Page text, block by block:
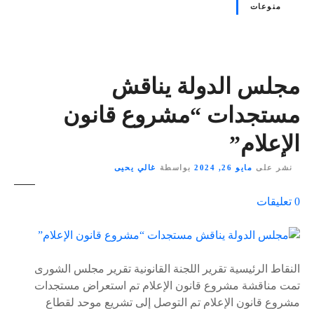
منوعات
مجلس الدولة يناقش
مستجدات “مشروع قانون
الإعلام”
نشر على مايو 26, 2024 بواسطة غالي يحيى
0 تعليقات
ى
s
النقاط الرئيسية تقرير اللجنة القانونية تقرير مجلس الشورى
تمت مناقشة مشروع قانون الإعلام تم استعراض مستجدات
مشروع قانون الإعلام تم التوصل إلى تشريع موحد لقطاع